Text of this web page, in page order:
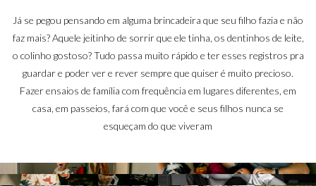
Já se pegou pensando em alguma brincadeira que seu filho fazia e não
faz mais? Aquele jeitinho de sorrir que ele tinha, os dentinhos de leite,
o colinho gostoso? Tudo passa muito rápido e ter esses registros pra
guardar e poder ver e rever sempre que quiser é muito precioso.
Fazer ensaios de família com frequência em lugares diferentes, em
casa, em passeios, fará com que você e seus filhos nunca se
esqueçam do que viveram